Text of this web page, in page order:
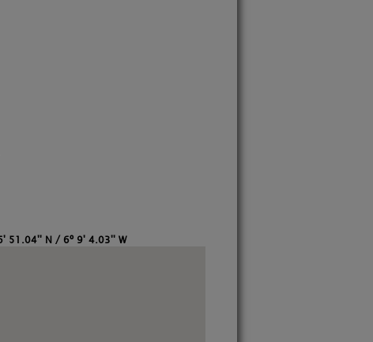
51.04'' N / 6º 9' 4.03'' W